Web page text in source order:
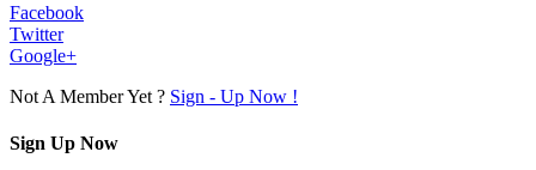
Facebook
Twitter
Google+
Not A Member Yet ? Sign - Up Now !
Sign Up Now